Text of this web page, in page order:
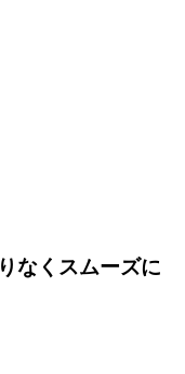
なくスムーズに